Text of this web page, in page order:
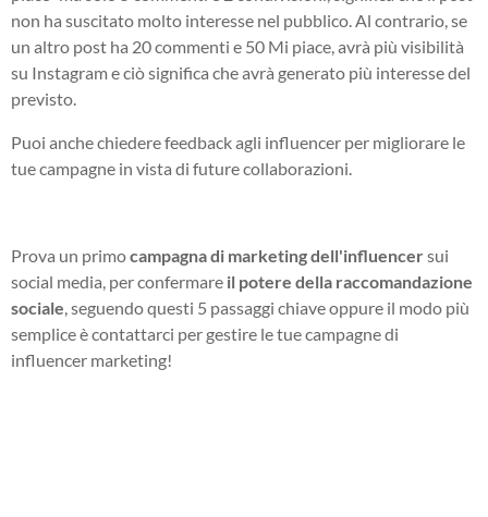
non ha suscitato molto interesse nel pubblico. Al contrario, se
un altro post ha 20 commenti e 50 Mi piace, avrà più visibilità
su Instagram e ciò significa che avrà generato più interesse del
previsto.
Puoi anche chiedere feedback agli influencer per migliorare le
tue campagne in vista di future collaborazioni.
Prova un primocampagna di marketing dell'influencersui
social media, per confermare il potere della raccomandazione
sociale, seguendo questi 5 passaggi chiave oppure il modo più
semplice è contattarci per gestire le tue campagne di
influencer marketing!